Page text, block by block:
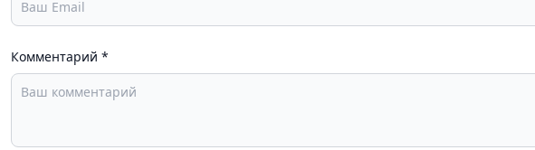
Комментарий *